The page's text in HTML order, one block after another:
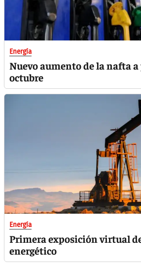
Energía
Nuevo aumento de la nafta
octubre
Energía
Primera exposición virtual
energético